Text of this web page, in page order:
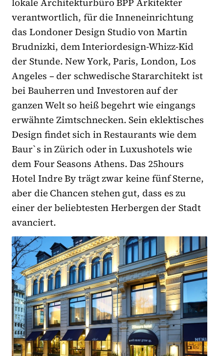
verantwortlich, für die Inneneinrichtung
das Londoner Design Studio von Martin
Brudnizki, dem Interiordesign-Whizz-Kid
der Stunde. New York, Paris, London, Los
Angeles – der schwedische Stararchitekt ist
bei Bauherren und Investoren auf der
ganzen Welt so heiß begehrt wie eingangs
erwähnte Zimtschnecken. Sein eklektisches
Design findet sich in Restaurants wie dem
Baur`s in Zürich oder in Luxushotels wie
dem Four Seasons Athens. Das 25hours
Hotel Indre By trägt zwar keine fünf Sterne,
aber die Chancen stehen gut, dass es zu
einer der beliebtesten Herbergen der Stadt
avanciert.